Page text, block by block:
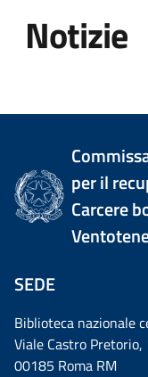
Notizie
Tutti i
per il
Carcere
SEDE
Biblioteca nazionale
Viale Castro Pretorio,
00185 Roma RM